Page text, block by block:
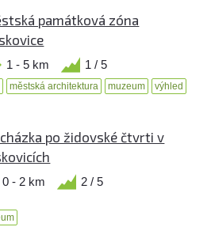
památková zóna
1 - 5 km 1 / 5
městská architektura muzeum
výhled
po židovské čtvrti v
0 - 2 km 2 / 5